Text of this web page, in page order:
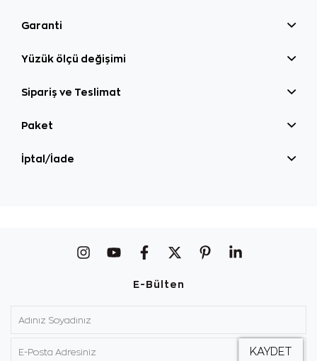
Garanti
Yüzük ölçü değişimi
Sipariş ve Teslimat
Paket
İptal/İade
E-Bülten